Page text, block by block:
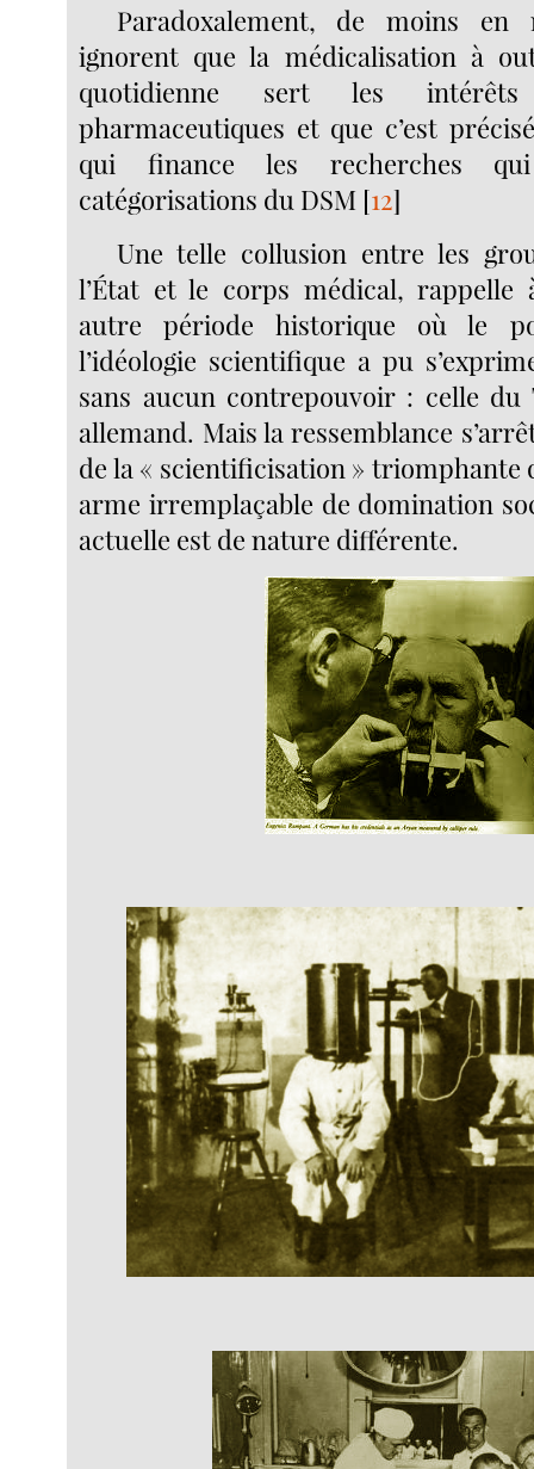
Paradoxalement, de moins en
ignorent que la médicalisation à
quotidienne sert les
pharmaceutiques et que c’est
qui finance les recherches
catégorisations du DSM [12]
Une telle collusion entre les
l’État et le corps médical, rappelle
autre période historique où le
l’idéologie scientifique a pu
sans aucun contrepouvoir : celle du
allemand. Mais la ressemblance
de la « scientificisation » triomphante
arme irremplaçable de domination
actuelle est de nature différente.